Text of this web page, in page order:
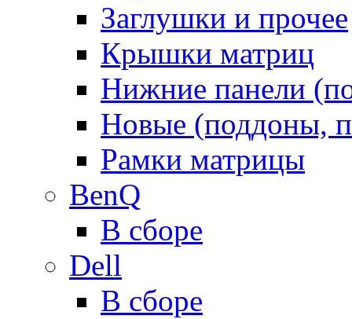
Заглушки и прочее
Крышки матриц
Нижние панели
Новые (поддоны,
Рамки матрицы
BenQ
В сборе
Dell
В сборе